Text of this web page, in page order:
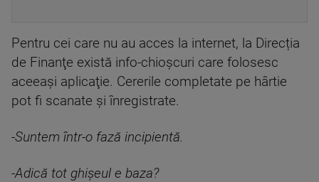
Pentru cei care nu au acces la internet, la Direcția
de Finanţe există info-chioșcuri care folosesc
aceeaşi aplicaţie. Cererile completate pe hârtie
pot fi scanate şi înregistrate.
-Suntem într-o fază incipientă.
-Adică tot ghișeul e baza?